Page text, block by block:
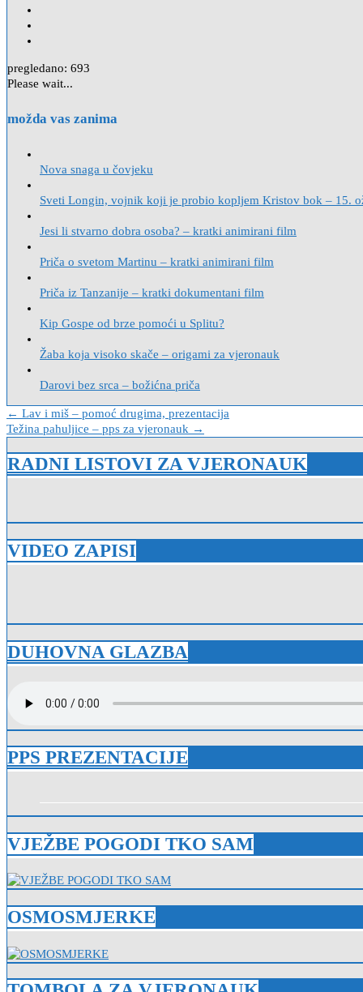
pregledano: 693
Please wait...
možda vas zanima
Nova snaga u čovjeku
Sveti Longin, vojnik koji je probio kopljem Kristov bok – 15.
Jesi li stvarno dobra osoba? – kratki animirani film
Priča o svetom Martinu – kratki animirani film
Priča iz Tanzanije – kratki dokumentani film
Kip Gospe od brze pomoći u Splitu?
Žaba koja visoko skače – origami za vjeronauk
Darovi bez srca – božićna priča
Navigacija
objava
← Lav i miš – pomoć drugima, prezentacija
Težina pahuljice – pps za vjeronauk →
RADNI LISTOVI ZA VJERONAUK
VIDEO ZAPISI
DUHOVNA GLAZBA
PPS PREZENTACIJE
VJEŽBE POGODI TKO SAM
OSMOSMJERKE